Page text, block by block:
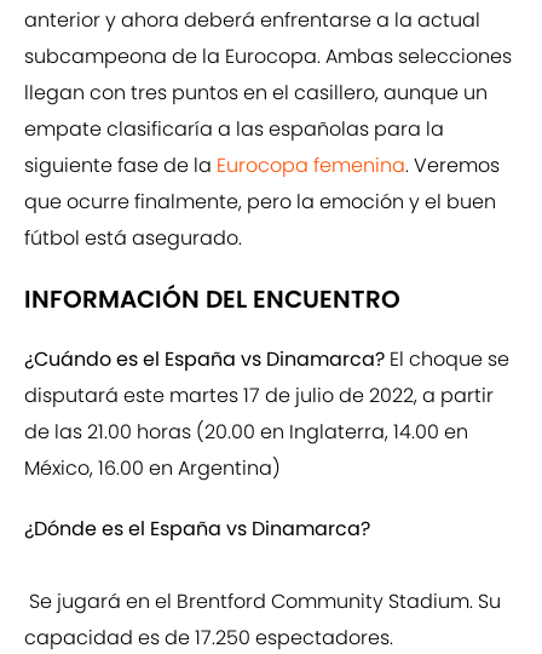
anterior y ahora deberá enfrentarse a la actual
subcampeona de la Eurocopa. Ambas selecciones
llegan con tres puntos en el casillero, aunque un
empate clasificaría a las españolas para la
siguiente fase de la Eurocopa femenina. Veremos
que ocurre finalmente, pero la emoción y el buen
fútbol está asegurado.
INFORMACIÓN DEL ENCUENTRO
¿Cuándo es el España vs Dinamarca? El choque se
disputará este martes 17 de julio de 2022, a partir
de las 21.00 horas (20.00 en Inglaterra, 14.00 en
México, 16.00 en Argentina)
¿Dónde es el España vs Dinamarca?
Se jugará en el Brentford Community Stadium. Su
capacidad es de 17.250 espectadores.